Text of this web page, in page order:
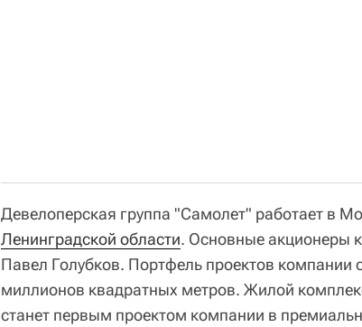
Девелоперская группа "Самолет" работает в
Ленинградской области. Основные акционеры
Павел Голубков. Портфель проектов компании
миллионов квадратных метров. Жилой
станет первым проектом компании в